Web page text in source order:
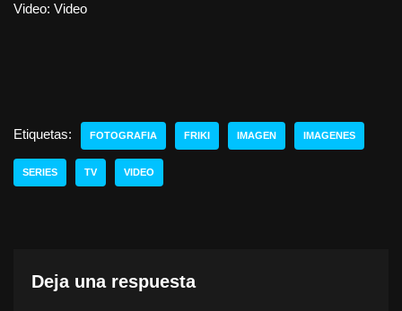
Video: Video
Etiquetas: FOTOGRAFIA FRIKI IMAGEN IMAGENES
SERIES TV VIDEO
Deja una respuesta